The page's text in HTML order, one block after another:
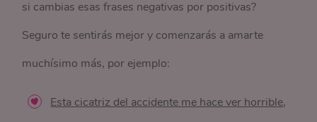
si cambias esas frases negativas por positivas?
Seguro te sentirás mejor y comenzarás a amarte
muchísimo más, por ejemplo:
Esta cicatriz del accidente me hace ver horrible,